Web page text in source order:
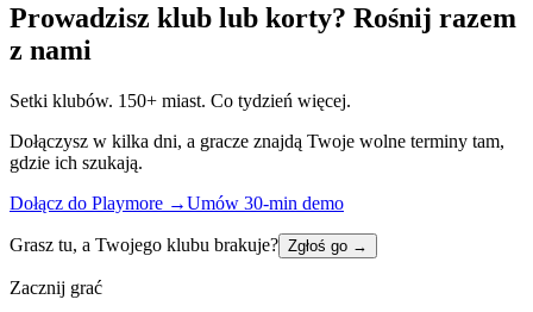
Prowadzisz klub lub korty? Rośnij razem
z nami
Setki klubów. 150+ miast. Co tydzień więcej.
Dołączysz w kilka dni, a gracze znajdą Twoje wolne terminy tam,
gdzie ich szukają.
Dołącz do Playmore →Umów 30-min demo
Grasz tu, a Twojego klubu brakuje? Zgłoś go →
Zacznij grać